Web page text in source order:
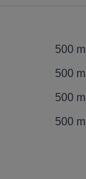
500 m
500 m
500 m
500 m